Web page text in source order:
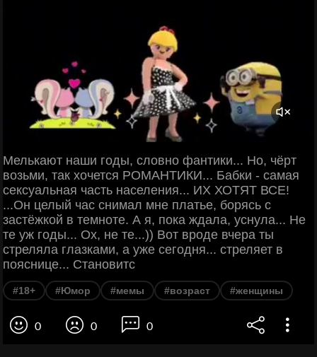
Мелькают наши годы, словно фантики... Но, чёрт
возьми, так хочется РОМАНТИКИ... Бабки - самая
сексуальная часть населения... ИХ ХОТЯТ ВСЕ!
...Он целый час снимал мне платье, борясь с
застёжкой в темноте. А я, пока ждала, уснула... Не
те уж годы... Ох, не те...)) Вот вроде вчера ты
стреляла глазками, а уже сегодня... стреляет в
пояснице... Становитс
#18+ #Юмор #мемы #возраст #женщины
0 0 0